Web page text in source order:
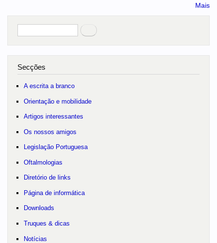
Mais
Pesquisar
Secções
A escrita a branco
Orientação e mobilidade
Artigos interessantes
Os nossos amigos
Legislação Portuguesa
Oftalmologias
Diretório de links
Página de informática
Downloads
Truques & dicas
Notícias